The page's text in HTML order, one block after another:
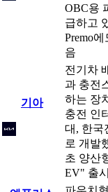
OBC용
급하고
Premo
음
기아
전기차
과 충전
하는 장
충전 인
대, 한국
로 개발
초 양산
EV" 출시